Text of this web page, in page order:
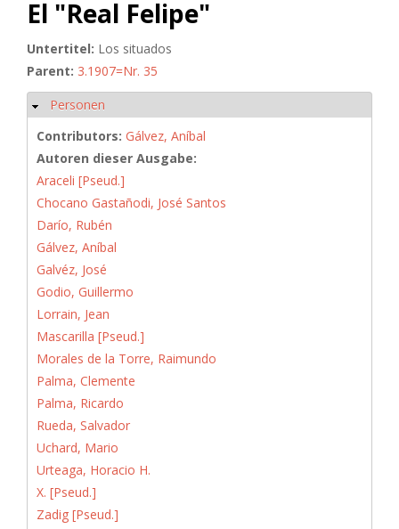
El "Real Felipe"
Untertitel: Los situados
Parent: 3.1907=Nr. 35
Hide
Personen
Contributors: Gálvez, Aníbal
Autoren dieser Ausgabe:
Araceli [Pseud.]
Chocano Gastañodi, José Santos
Darío, Rubén
Gálvez, Aníbal
Galvéz, José
Godio, Guillermo
Lorrain, Jean
Mascarilla [Pseud.]
Morales de la Torre, Raimundo
Palma, Clemente
Palma, Ricardo
Rueda, Salvador
Uchard, Mario
Urteaga, Horacio H.
X. [Pseud.]
Zadig [Pseud.]